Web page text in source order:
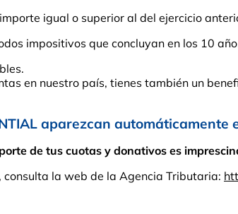
igual o superior al del ejercicio
impositivos que concluyan en los 10
en nuestro país, tienes también un
aparezcan automáticamente
de tus cuotas y donativos es
la web de la Agencia Tributaria: